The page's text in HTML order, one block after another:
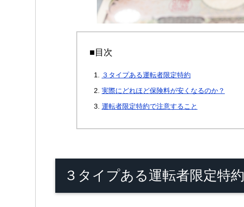
■目次
３タイプある運転者限定特約
実際にどれほど保険料が安くなるのか？
運転者限定特約で注意すること
３タイプある運転者限定特約